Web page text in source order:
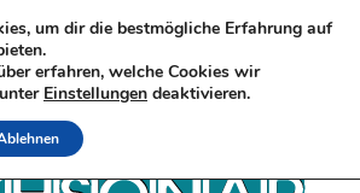
um dir die bestmögliche Erfahrung auf
erfahren, welche Cookies wir
Einstellungen deaktivieren.